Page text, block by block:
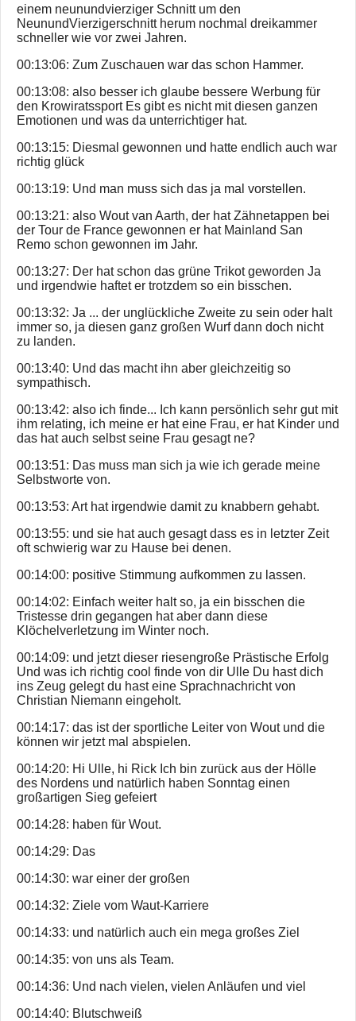
einem neunundvierziger Schnitt um den
NeunundVierzigerschnitt herum nochmal dreikammer
schneller wie vor zwei Jahren.
00:13:06: Zum Zuschauen war das schon Hammer.
00:13:08: also besser ich glaube bessere Werbung für
den Krowiratssport Es gibt es nicht mit diesen ganzen
Emotionen und was da unterrichtiger hat.
00:13:15: Diesmal gewonnen und hatte endlich auch war
richtig glück
00:13:19: Und man muss sich das ja mal vorstellen.
00:13:21: also Wout van Aarth, der hat Zähnetappen bei
der Tour de France gewonnen er hat Mainland San
Remo schon gewonnen im Jahr.
00:13:27: Der hat schon das grüne Trikot geworden Ja
und irgendwie haftet er trotzdem so ein bisschen.
00:13:32: Ja ... der unglückliche Zweite zu sein oder halt
immer so, ja diesen ganz großen Wurf dann doch nicht
zu landen.
00:13:40: Und das macht ihn aber gleichzeitig so
sympathisch.
00:13:42: also ich finde... Ich kann persönlich sehr gut mit
ihm relating, ich meine er hat eine Frau, er hat Kinder und
das hat auch selbst seine Frau gesagt ne?
00:13:51: Das muss man sich ja wie ich gerade meine
Selbstworte von.
00:13:53: Art hat irgendwie damit zu knabbern gehabt.
00:13:55: und sie hat auch gesagt dass es in letzter Zeit
oft schwierig war zu Hause bei denen.
00:14:00: positive Stimmung aufkommen zu lassen.
00:14:02: Einfach weiter halt so, ja ein bisschen die
Tristesse drin gegangen hat aber dann diese
Klöchelverletzung im Winter noch.
00:14:09: und jetzt dieser riesengroße Prästische Erfolg
Und was ich richtig cool finde von dir Ulle Du hast dich
ins Zeug gelegt du hast eine Sprachnachricht von
Christian Niemann eingeholt.
00:14:17: das ist der sportliche Leiter von Wout und die
können wir jetzt mal abspielen.
00:14:20: Hi Ulle, hi Rick Ich bin zurück aus der Hölle
des Nordens und natürlich haben Sonntag einen
großartigen Sieg gefeiert
00:14:28: haben für Wout.
00:14:29: Das
00:14:30: war einer der großen
00:14:32: Ziele vom Waut-Karriere
00:14:33: und natürlich auch ein mega großes Ziel
00:14:35: von uns als Team.
00:14:36: Und nach vielen, vielen Anläufen und viel
00:14:40: Blutschweiß